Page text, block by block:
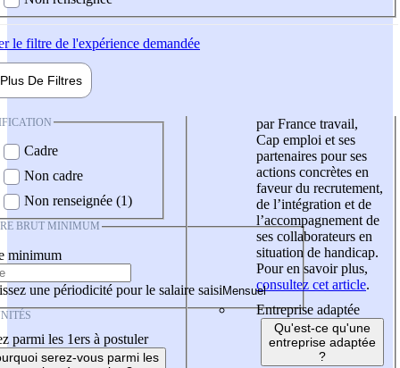
le filtre de l'expérience demandée
Plus De Filtres
Cadre
Non cadre
Non renseignée (1)
BRUT MINIMUM
minimum
une périodicité pour le salaire saisi
parmi les 1ers à postuler
serez-vous parmi les
par France travail,
Cap emploi et ses
partenaires pour ses
actions concrètes en
faveur du recrutement,
de l’intégration et de
l’accompagnement de
ses collaborateurs en
situation de handicap.
Pour en savoir plus,
consultez cet article.
Entreprise adaptée
Qu'est-ce qu'une
entreprise adaptée
?